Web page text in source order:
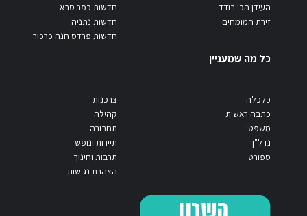
העידן הכי בודד
זירת המומחים
חדשות כפר סבא
חדשות נתניה
חדשות פרדס חנה כרכור
כל מה שמעניין
כלכלה
כתבה ראשית
משפטי
נדל"ן
ספורט
צרכנות
קהילה
תחבורה
תיירות ונופש
תרבות וחינוך
הצהרת נגישות